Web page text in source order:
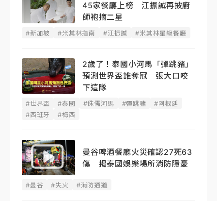
45家餐廳上榜 江振誠再披廚
師袍摘二星
#新加坡 #米其林指南 #江振誠 #米其林星級餐廳
2歲了！泰國小河馬「彈跳豬」
預測世界盃誰奪冠 張大口咬
下這隊
#世界盃 #泰國 #侏儒河馬 #彈跳豬
#阿根廷
#西班牙
#梅西
曼谷啤酒餐廳火災確認27死63
傷 揭泰國娛樂場所消防隱憂
#曼谷 #失火 #消防通道